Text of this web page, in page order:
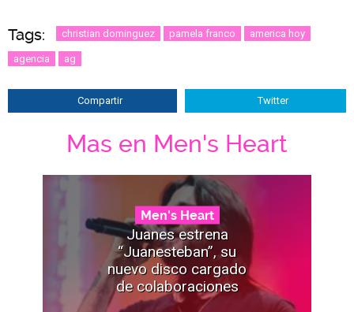
Tags: christian dominguez pamela franco america hoy
agencia ag
Compartir Twitter
Mas en Men's Heart
Men's Heart
Juanes estrena
“Juanesteban”, su
nuevo disco cargado
de colaboraciones